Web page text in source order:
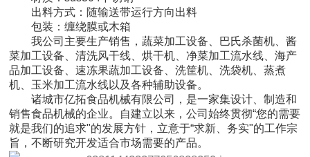
出料方式：随输送带运行方向出料
包装：缠绕膜或木箱
我公司主要生产销售，蔬菜加工设备、巴氏杀菌机、酱
菜加工设备、清洗风干线、烘干机、净菜加工流水线、海产
品加工设备、速冻果蔬加工设备、洗筐机、洗袋机、蒸煮
机、玉米加工流水线以及各种辅助设备。
诸城市亿拓食品机械有限公司，是一家集设计、制造和
销售食品机械的企业。自建立以来，公司始终贯彻“您的需要
就是我们的追求"的发展方针，立意于“求新、务实"的工作宗
旨，不断研究开发适合市场需要的产品。